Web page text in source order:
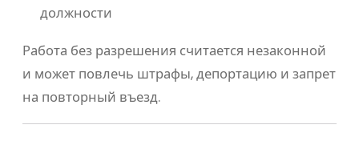
должности
Работа без разрешения считается незаконной
и может повлечь штрафы, депортацию и запрет
на повторный въезд.